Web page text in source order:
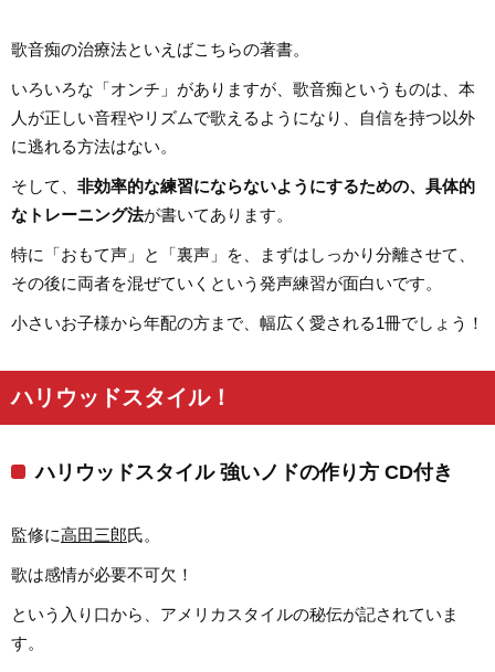
歌音痴の治療法といえばこちらの著書。
いろいろな「オンチ」がありますが、歌音痴というものは、本
人が正しい音程やリズムで歌えるようになり、自信を持つ以外
に逃れる方法はない。
そして、 非効率的な練習にならないようにするための、具体的
なトレーニング法が書いてあります。
特に「おもて声」と「裏声」を、まずはしっかり分離させて、
その後に両者を混ぜていくという発声練習が面白いです。
小さいお子様から年配の方まで、幅広く愛される1冊でしょう！
ハリウッドスタイル！
ハリウッドスタイル 強いノドの作り方 CD付き
監修に高田三郎氏。
歌は感情が必要不可欠！
という入り口から、アメリカスタイルの秘伝が記されていま
す。